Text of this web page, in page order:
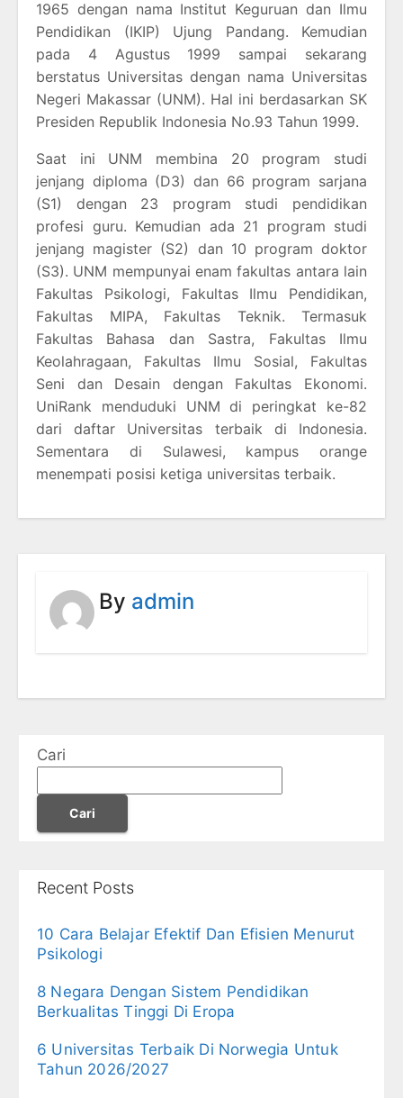
1965 dengan nama Institut Keguruan dan Ilmu
Pendidikan (IKIP) Ujung Pandang. Kemudian
pada 4 Agustus 1999 sampai sekarang
berstatus Universitas dengan nama Universitas
Negeri Makassar (UNM). Hal ini berdasarkan SK
Presiden Republik Indonesia No.93 Tahun 1999.
Saat ini UNM membina 20 program studi
jenjang diploma (D3) dan 66 program sarjana
(S1) dengan 23 program studi pendidikan
profesi guru. Kemudian ada 21 program studi
jenjang magister (S2) dan 10 program doktor
(S3). UNM mempunyai enam fakultas antara lain
Fakultas Psikologi, Fakultas Ilmu Pendidikan,
Fakultas MIPA, Fakultas Teknik. Termasuk
Fakultas Bahasa dan Sastra, Fakultas Ilmu
Keolahragaan, Fakultas Ilmu Sosial, Fakultas
Seni dan Desain dengan Fakultas Ekonomi.
UniRank menduduki UNM di peringkat ke-82
dari daftar Universitas terbaik di Indonesia.
Sementara di Sulawesi, kampus orange
menempati posisi ketiga universitas terbaik.
By admin
Cari
Cari
Recent Posts
10 Cara Belajar Efektif Dan Efisien Menurut
Psikologi
8 Negara Dengan Sistem Pendidikan
Berkualitas Tinggi Di Eropa
6 Universitas Terbaik Di Norwegia Untuk
Tahun 2026/2027